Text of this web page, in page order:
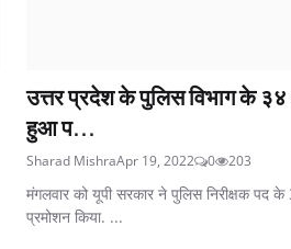
उत्तर प्रदेश के पुलिस विभाग के ३४
हुआ प...
Sharad MishraApr 19, 2022 0 203
मंगलवार को यूपी सरकार ने पुलिस निरीक्षक पद के
प्रमोशन किया. ...